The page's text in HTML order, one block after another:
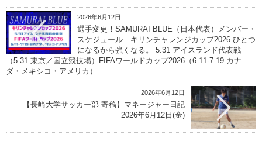
2026年6月12日
選手変更！SAMURAI BLUE（日本代表）メンバー・
スケジュール キリンチャレンジカップ2026 ひとつ
になるから強くなる。 5.31 アイスランド代表戦
（5.31 東京／国立競技場）FIFAワールドカップ2026（6.11-7.19 カナ
ダ・メキシコ・アメリカ）
2026年6月12日
【長崎大学サッカー部 寄稿】マネージャー日記
2026年6月12日(金)